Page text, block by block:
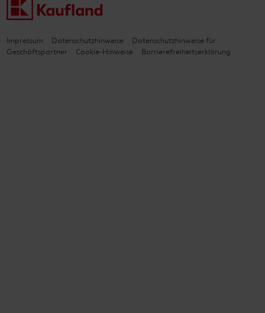
Impressum Datenschutzhinweise
Datenschutzhinweise für
Geschäftspartner
Cookie-Hinweise Barrierefreiheitserklärung